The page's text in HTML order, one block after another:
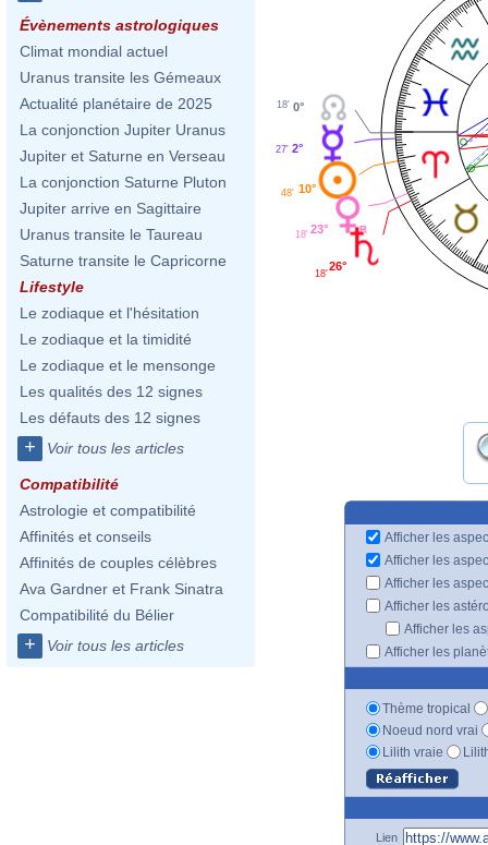
Évènements astrologiques
Climat mondial actuel
Uranus transite les Gémeaux
Actualité planétaire de 2025
La conjonction Jupiter Uranus
Jupiter et Saturne en Verseau
La conjonction Saturne Pluton
Jupiter arrive en Sagittaire
Uranus transite le Taureau
Saturne transite le Capricorne
Lifestyle
Le zodiaque et l'hésitation
Le zodiaque et la timidité
Le zodiaque et le mensonge
Les qualités des 12 signes
Les défauts des 12 signes
+ Voir tous les articles
Compatibilité
Astrologie et compatibilité
Affinités et conseils
Affinités de couples célèbres
Ava Gardner et Frank Sinatra
Compatibilité du Bélier
+ Voir tous les articles
0°
18'
2°
27'
10°
48'
23°
18'
26°
18'
Afficher les
Afficher les
Afficher les
Afficher les
Afficher les
Afficher les
Thème tropical
Noeud nord vrai
Lilith vraie
Lien